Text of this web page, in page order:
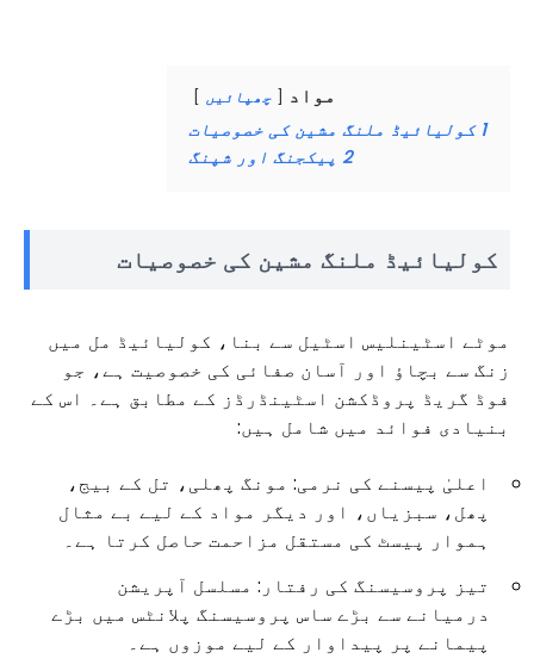
مواد چھپائیں
1 کولیائیڈ ملنگ مشین کی خصوصیات
2 پیکجنگ اور شپنگ
کولیائیڈ ملنگ مشین کی خصوصیات
موٹے اسٹینلیس اسٹیل سے بنا، کولیائیڈ مل میں
زنگ سے بچاؤ اور آسان صفائی کی خصوصیت ہے، جو
فوڈ گریڈ پروڈکشن اسٹینڈرڈز کے مطابق ہے۔ اس کے
بنیادی فوائد میں شامل ہیں:
اعلیٰ پیسنے کی نرمی: مونگ پھلی، تل کے بیج،
پھل، سبزیاں، اور دیگر مواد کے لیے بے مثال
ہموار پیسٹ کی مستقل مزاحمت حاصل کرتا ہے۔
تیز پروسیسنگ کی رفتار: مسلسل آپریشن
درمیانے سے بڑے ساس پروسیسنگ پلانٹس میں بڑے
پیمانے پر پیداوار کے لیے موزوں ہے۔